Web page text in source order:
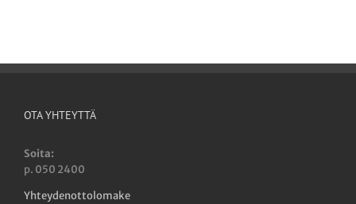
OTA YHTEYTTÄ
Soita:
p. 050 2400
Yhteydenottolomake